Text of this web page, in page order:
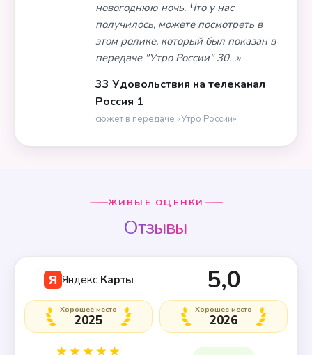
новогоднюю ночь. Что у нас
получилось, можете посмотреть в
этом ролике, который был показан в
передаче "Утро России" 30…»
33 Удовольствия на телеканал
Россия 1
сюжет в передаче «Утро России»
ЖИВЫЕ ОЦЕНКИ
Отзывы
Я Яндекс Карты 5,0
Хорошее место
2025
Хорошее место
2026